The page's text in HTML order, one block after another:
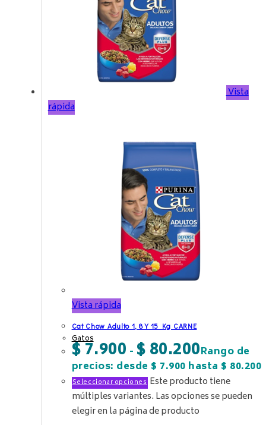
Vista
rápida
Vista rápida
Cat Chow Adulto 1, 8 Y 15 Kg CARNE
Gatos
$7.900 - $80.200Rango de
precios: desde $ 7.900 hasta $ 80.200
Seleccionar opciones Este producto tiene
múltiples variantes. Las opciones se pueden
elegir en la página de producto